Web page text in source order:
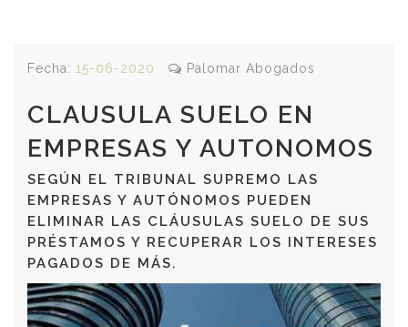
Fecha: 15-06-2020 Palomar Abogados
CLAUSULA SUELO EN
EMPRESAS Y AUTONOMOS
SEGÚN EL TRIBUNAL SUPREMO LAS
EMPRESAS Y AUTÓNOMOS PUEDEN
ELIMINAR LAS CLÁUSULAS SUELO DE SUS
PRÉSTAMOS Y RECUPERAR LOS INTERESES
PAGADOS DE MÁS.